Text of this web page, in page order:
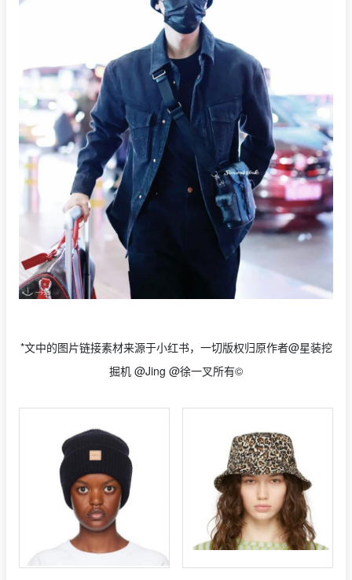
*文中的图片链接素材来源于小红书，一切版权归原作者@星装挖
掘机 @Jing @徐一叉所有©